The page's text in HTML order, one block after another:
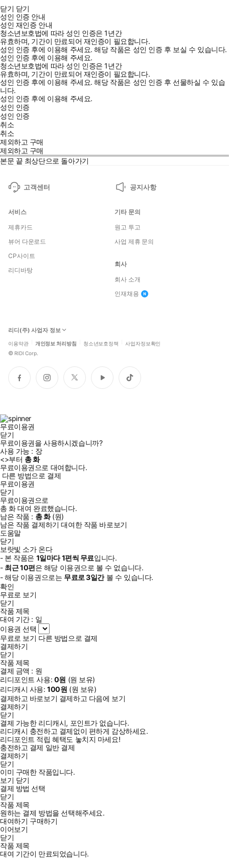
닫기 닫기
성인 인증 안내
성인 재인증 안내
청소년보호법에 따라 성인 인증은 1년간
유효하며, 기간이 만료되어 재인증이 필요합니다.
성인 인증 후에 이용해 주세요.해당 작품은 성인 인증 후 보실 수 있습니다.
성인 인증 후에 이용해 주세요.
청소년보호법에 따라 성인 인증은 1년간
유효하며, 기간이 만료되어 재인증이 필요합니다.
성인 인증 후에 이용해 주세요.해당 작품은 성인 인증 후 선물하실 수 있습
니다.
성인 인증 후에 이용해 주세요.
성인 인증
성인 인증
취소
취소
제외하고 구매
제외하고 구매
본문 끝 최상단으로 돌아가기
고객센터 공지사항
서비스
제휴카드
뷰어 다운로드
CP사이트
리디바탕
기타 문의
원고 투고
사업 제휴 문의
회사
회사 소개
인재채용
리디(주) 사업자 정보
이용약관 개인정보 처리방침 청소년보호정책 사업자정보확인
© RIDI Corp.
페
이
인
스
트
위
유
튜
틱
톡
무료이용권
닫기
무료이용권을 사용하시겠습니까?
사용 가능 : 장
<>부터 총화
무료이용권으로 대여합니다.
다른 방법으로 결제
무료이용권
닫기
무료이용권으로
총 화대여 완료했습니다.
남은 작품 : 총화(원)
남은 작품 결제하기 대여한 작품 바로보기
도움말
닫기
보랏빛 소가 온다
- 본 작품은 1일마다1편씩 무료입니다.
- 최근10편은 해당 이용권으로 볼 수 없습니다.
- 해당 이용권으로는 무료로3일간볼 수 있습니다.
확인
무료로 보기
닫기
작품 제목
대여 기간 : 일
이용권 선택
무료로 보기 다른 방법으로 결제
결제하기
닫기
작품 제목
결제 금액 : 원
리디포인트 사용: 0원 (원 보유)
리디캐시 사용:100원 (원 보유)
결제하고 바로보기 결제하고 다음에 보기
결제하기
닫기
결제 가능한 리디캐시, 포인트가 없습니다.
리디캐시 충전하고 결제없이 편하게 감상하세요.
리디포인트 적립 혜택도 놓치지 마세요!
충전하고 결제 일반 결제
결제하기
닫기
이미 구매한 작품입니다.
보기 닫기
결제 방법 선택
닫기
작품 제목
원하는 결제 방법을 선택해주세요.
대여하기 구매하기
이어보기
닫기
작품 제목
대여 기간이 만료되었습니다.